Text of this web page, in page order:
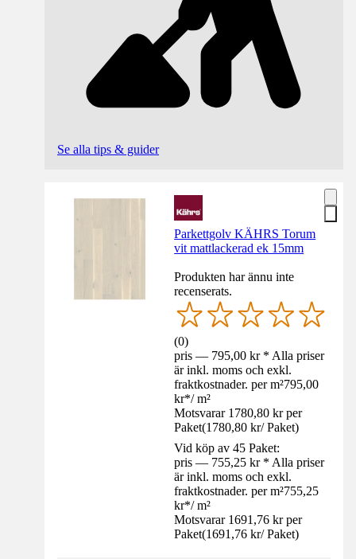
Se alla tips & guider
Parkettgolv KÄHRS Torum
vit mattlackerad ek 15mm
Produkten har ännu inte
recenserats.
(0)
pris — 795,00 kr * Alla priser
är inkl. moms och exkl.
fraktkostnader. per m²795,00
kr*/ m²
Motsvarar 1780,80 kr per
Paket(1780,80 kr/ Paket)
Vid köp av 45 Paket:
pris — 755,25 kr * Alla priser
är inkl. moms och exkl.
fraktkostnader. per m²755,25
kr*/ m²
Motsvarar 1691,76 kr per
Paket(1691,76 kr/ Paket)